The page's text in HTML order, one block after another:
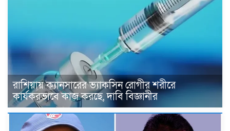
রাশিয়ায় ক্যানসারের ভ্যাকসিন রোগীর শরীরে
কার্যকরভাবে কাজ করছে, দাবি বিজ্ঞানীর